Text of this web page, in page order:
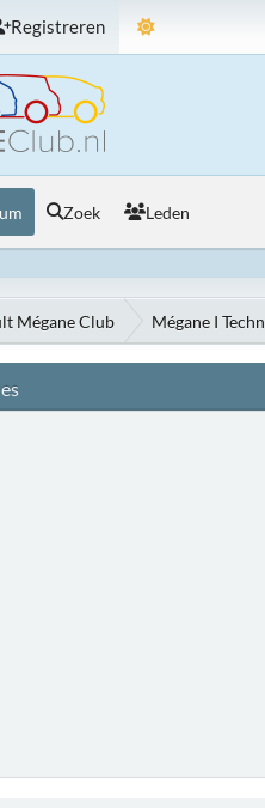
Registreren
Zoek Leden
Mégane Club Mégane I